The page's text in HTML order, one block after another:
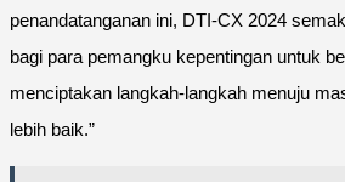
penandatanganan ini, DTI-CX 2024
bagi para pemangku kepentingan untuk
menciptakan langkah-langkah menuju
lebih baik.”